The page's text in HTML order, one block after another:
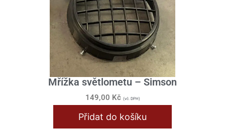
Mřížka světlometu – Simson
149,00 Kč (vč. DPH)
Přidat do košíku